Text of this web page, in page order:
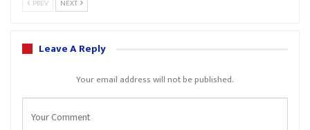
PREV NEXT
Leave A Reply
Your email address will not be published.